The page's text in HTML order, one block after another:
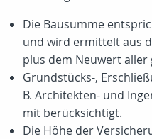
Die Bausumme
und wird ermittelt aus
plus dem Neuwert
Grundstücks-,
B. Architekten- und
mit berücksichtigt.
Die Höhe der